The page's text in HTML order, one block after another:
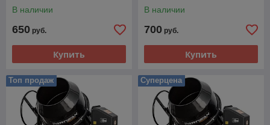
В наличии
650 руб.
Купить
В наличии
700 руб.
Купить
Топ продаж Суперцена